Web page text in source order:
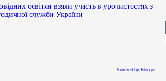
освітян взяли участь в урочистостях з
служби України
Powered by Bloogie